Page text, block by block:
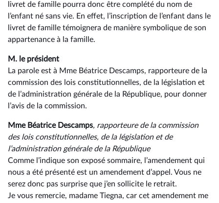
livret de famille pourra donc être complété du nom de
l’enfant né sans vie. En effet, l’inscription de l’enfant dans le
livret de famille témoignera de manière symbolique de son
appartenance à la famille.
M. le président
La parole est à Mme Béatrice Descamps, rapporteure de la
commission des lois constitutionnelles, de la législation et
de l’administration générale de la République, pour donner
l’avis de la commission.
Mme Béatrice Descamps, rapporteure de la commission
des lois constitutionnelles, de la législation et de
l’administration générale de la République
Comme l’indique son exposé sommaire, l’amendement qui
nous a été présenté est un amendement d’appel. Vous ne
serez donc pas surprise que j’en sollicite le retrait.
Je vous remercie, madame Tiegna, car cet amendement me